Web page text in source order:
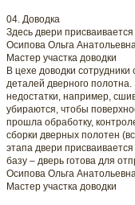
04. Доводка
Здесь двери
Осипова Ольга Анатольевна
Мастер участка доводки
В цехе доводки сотрудники
деталей дверного
недостатки, например,
убираются, чтобы
прошла обработку,
сборки дверных полотен
этапа двери
базу – дверь готова для
Осипова Ольга Анатольевна
Мастер участка доводки